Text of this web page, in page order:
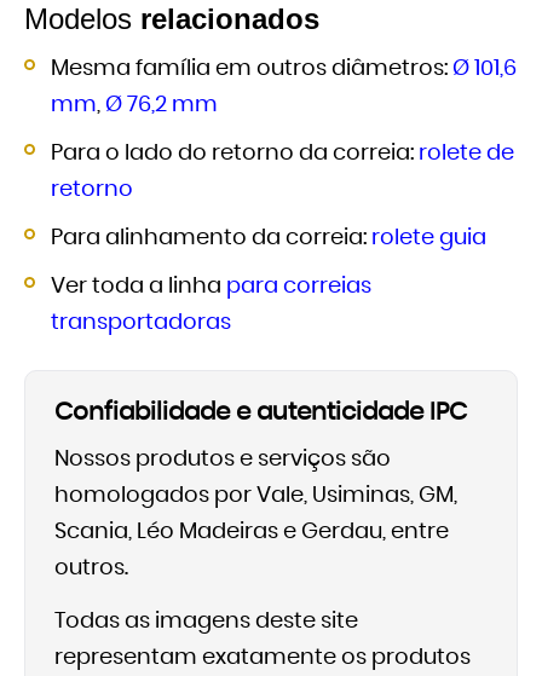
Modelos relacionados
Mesma família em outros diâmetros: Ø 101,6
mm, Ø 76,2 mm
Para o lado do retorno da correia: rolete de
retorno
Para alinhamento da correia: rolete guia
Ver toda a linha para correias
transportadoras
Confiabilidade e autenticidade IPC
Nossos produtos e serviços são
homologados por Vale, Usiminas, GM,
Scania, Léo Madeiras e Gerdau, entre
outros.
Todas as imagens deste site
representam exatamente os produtos